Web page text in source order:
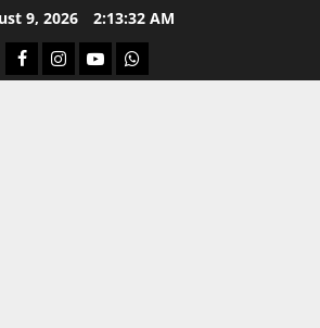
9, 2026 2:13:32 AM
Facebook
Instagram
YoutubeWhatsapp